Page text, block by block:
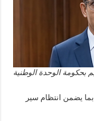
بحكومة الوحدة الوطنية
بما يضمن انتظام سير